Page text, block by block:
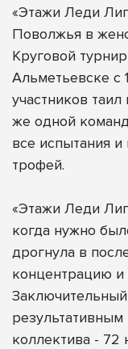
«Этажи Леди
Поволжья в
Круговой
Альметьевске с
участников
же одной
все испытания
трофей.
«Этажи Леди
когда нужно
дрогнула в
концентрацию и
результативным
коллектива - 72